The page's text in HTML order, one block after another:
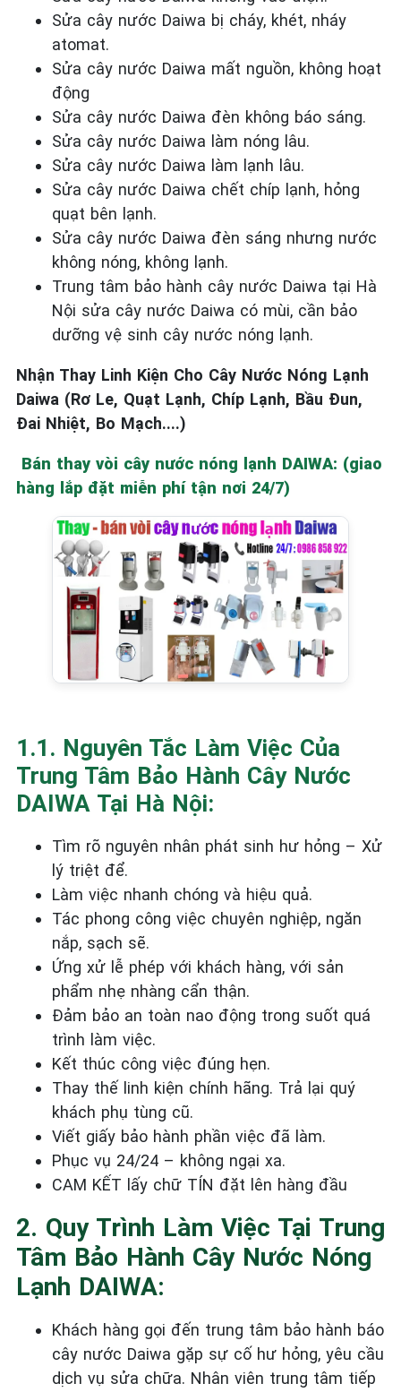
Sửa cây nước Daiwa bị cháy, khét, nháy
atomat.
Sửa cây nước Daiwa mất nguồn, không hoạt
động
Sửa cây nước Daiwa đèn không báo sáng.
Sửa cây nước Daiwa làm nóng lâu.
Sửa cây nước Daiwa làm lạnh lâu.
Sửa cây nước Daiwa chết chíp lạnh, hỏng
quạt bên lạnh.
Sửa cây nước Daiwa đèn sáng nhưng nước
không nóng, không lạnh.
Trung tâm bảo hành cây nước Daiwa tại Hà
Nội sửa cây nước Daiwa có mùi, cần bảo
dưỡng vệ sinh cây nước nóng lạnh.
Nhận Thay Linh Kiện Cho Cây Nước Nóng Lạnh
Daiwa (Rơ Le, Quạt Lạnh, Chíp Lạnh, Bầu Đun,
Đai Nhiệt, Bo Mạch....)
Bán thay vòi cây nước nóng lạnh DAIWA: (giao
hàng lắp đặt miễn phí tận nơi 24/7)
1.1. Nguyên Tắc Làm Việc Của
Trung Tâm Bảo Hành Cây Nước
DAIWA Tại Hà Nội:
Tìm rõ nguyên nhân phát sinh hư hỏng – Xử
lý triệt để.
Làm việc nhanh chóng và hiệu quả.
Tác phong công việc chuyên nghiệp, ngăn
nắp, sạch sẽ.
Ứng xử lễ phép với khách hàng, với sản
phẩm nhẹ nhàng cẩn thận.
Đảm bảo an toàn nao động trong suốt quá
trình làm việc.
Kết thúc công việc đúng hẹn.
Thay thế linh kiện chính hãng. Trả lại quý
khách phụ tùng cũ.
Viết giấy bảo hành phần việc đã làm.
Phục vụ 24/24 – không ngại xa.
CAM KẾT lấy chữ TÍN đặt lên hàng đầu
2. Quy Trình Làm Việc Tại Trung
Tâm Bảo Hành Cây Nước Nóng
Lạnh DAIWA:
Khách hàng gọi đến trung tâm bảo hành báo
cây nước Daiwa gặp sự cố hư hỏng, yêu cầu
dịch vụ sửa chữa. Nhân viên trung tâm tiếp